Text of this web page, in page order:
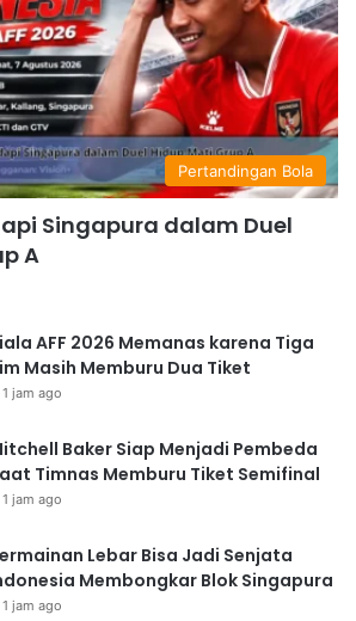
Pertandingan Bola
Singapura dalam Duel
A
AFF 2026 Memanas karena Tiga
Masih Memburu Dua Tiket
1 jam ago
Baker Siap Menjadi Pembeda
Timnas Memburu Tiket Semifinal
1 jam ago
Lebar Bisa Jadi Senjata
Membongkar Blok Singapura
1 jam ago